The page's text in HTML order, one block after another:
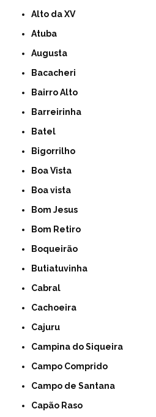
Alto da XV
Atuba
Augusta
Bacacheri
Bairro Alto
Barreirinha
Batel
Bigorrilho
Boa Vista
Boa vista
Bom Jesus
Bom Retiro
Boqueirão
Butiatuvinha
Cabral
Cachoeira
Cajuru
Campina do Siqueira
Campo Comprido
Campo de Santana
Capão Raso